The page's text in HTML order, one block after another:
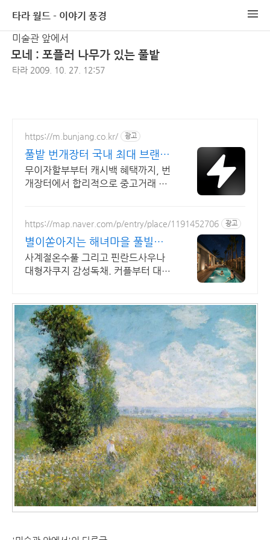
타라 월드 - 이야기 풍경
미술관 앞에서
모네 : 포플러 나무가 있는 풀밭
타라 2009. 10. 27. 12:57
https://m.bunjang.co.kr/ 광고
풀밭 번개장터 국내 최대 브랜드
중고거래
무이자할부부터 캐시백 혜택까지, 번
개장터에서 합리적으로 중고거래 하
상품 업로드
https://map.naver.com/p/entry/place/1191452706 광고
별이쏟아지는 해녀마을 풀빌라
르세라핌도 다녀간 감성풀빌라
사계절온수풀 그리고 핀란드사우나
대형자쿠지 감성독채. 커플부터 대가
담길 속에서느끼는 온전한휴식